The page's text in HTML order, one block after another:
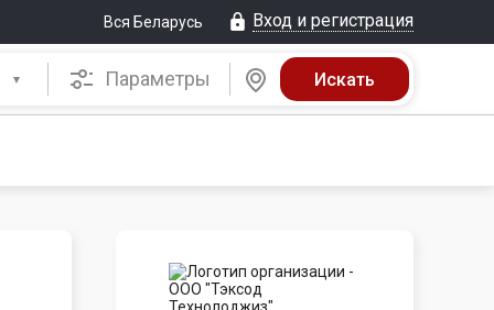
Вся Беларусь Вход и регистрация
Параметры